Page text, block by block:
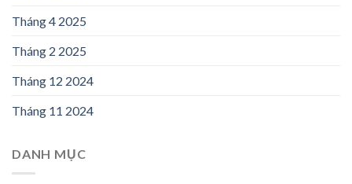
Tháng 4 2025
Tháng 2 2025
Tháng 12 2024
Tháng 11 2024
DANH MỤC